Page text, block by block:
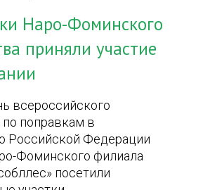
Наро-Фоминского
приняли участие
всероссийского
по поправкам в
Российской Федерации
Фоминского филиала
посетили